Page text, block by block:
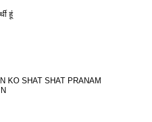
हूं
KO SHAT SHAT PRANAM